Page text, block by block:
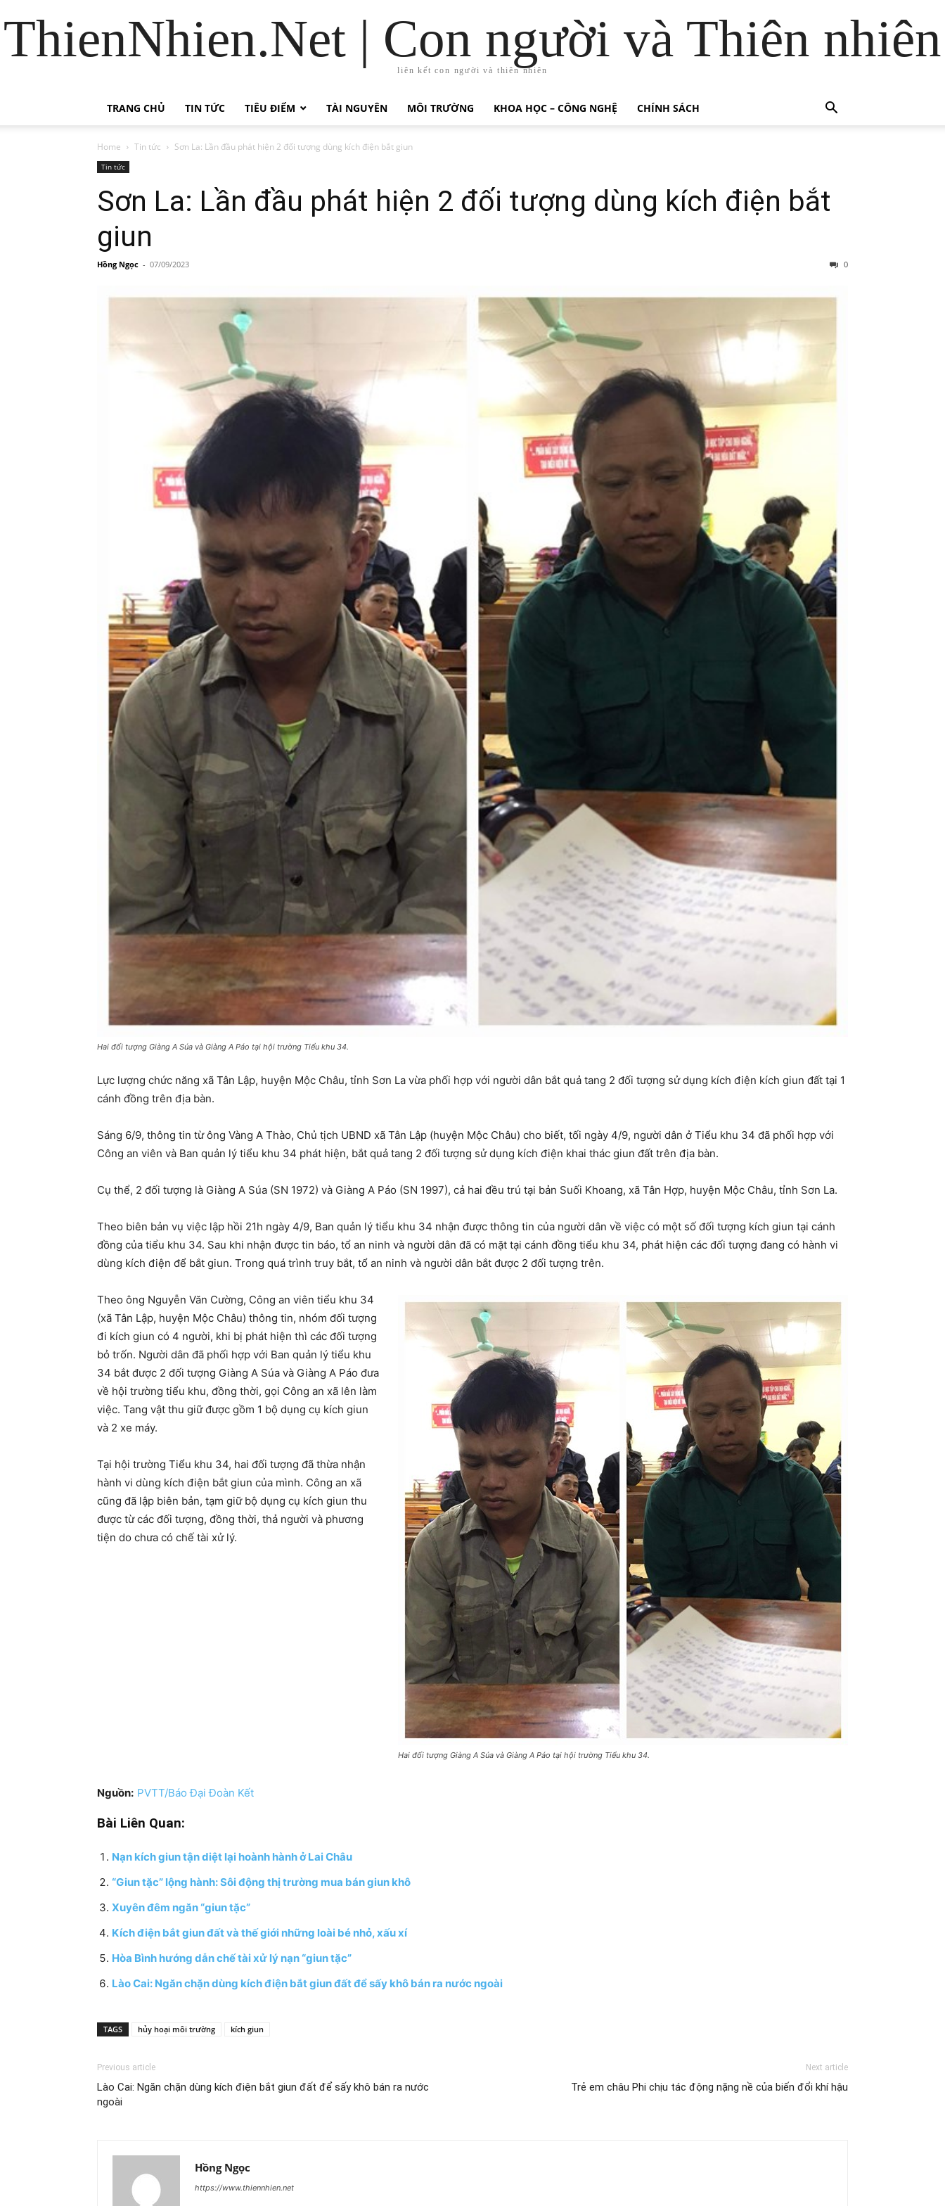
ThienNhien.Net | Con người và Thiên nhiên
liên kết con người và thiên nhiên
TRANG CHỦ TIN TỨC TIÊU ĐIỂM TÀI NGUYÊN MÔI TRƯỜNG KHOA HỌC – CÔNG NGHỆ CHÍNH SÁCH
Home Tin tức Sơn La: Lần đầu phát hiện 2 đối tượng dùng kích điện bắt giun
Tin tức
Sơn La: Lần đầu phát hiện 2 đối tượng dùng kích điện bắt
giun
Hồng Ngọc - 07/09/2023 0
Hai đối tượng Giàng A Súa và Giàng A Páo tại hội trường Tiểu khu 34.
Lực lượng chức năng xã Tân Lập, huyện Mộc Châu, tỉnh Sơn La vừa phối hợp với người dân bắt quả tang 2 đối tượng sử dụng kích điện kích giun đất tại 1
cánh đồng trên địa bàn.
Sáng 6/9, thông tin từ ông Vàng A Thào, Chủ tịch UBND xã Tân Lập (huyện Mộc Châu) cho biết, tối ngày 4/9, người dân ở Tiểu khu 34 đã phối hợp với
Công an viên và Ban quản lý tiểu khu 34 phát hiện, bắt quả tang 2 đối tượng sử dụng kích điện khai thác giun đất trên địa bàn.
Cụ thể, 2 đối tượng là Giàng A Súa (SN 1972) và Giàng A Páo (SN 1997), cả hai đều trú tại bản Suối Khoang, xã Tân Hợp, huyện Mộc Châu, tỉnh Sơn La.
Theo biên bản vụ việc lập hồi 21h ngày 4/9, Ban quản lý tiểu khu 34 nhận được thông tin của người dân về việc có một số đối tượng kích giun tại cánh
đồng của tiểu khu 34. Sau khi nhận được tin báo, tổ an ninh và người dân đã có mặt tại cánh đồng tiểu khu 34, phát hiện các đối tượng đang có hành vi
dùng kích điện để bắt giun. Trong quá trình truy bắt, tổ an ninh và người dân bắt được 2 đối tượng trên.
Hai đối tượng Giàng A Súa và Giàng A Páo tại hội trường Tiểu khu 34.
Theo ông Nguyễn Văn Cường, Công an viên tiểu khu 34
(xã Tân Lập, huyện Mộc Châu) thông tin, nhóm đối tượng
đi kích giun có 4 người, khi bị phát hiện thì các đối tượng
bỏ trốn. Người dân đã phối hợp với Ban quản lý tiểu khu
34 bắt được 2 đối tượng Giàng A Súa và Giàng A Páo đưa
về hội trường tiểu khu, đồng thời, gọi Công an xã lên làm
việc. Tang vật thu giữ được gồm 1 bộ dụng cụ kích giun
và 2 xe máy.
Tại hội trường Tiểu khu 34, hai đối tượng đã thừa nhận
hành vi dùng kích điện bắt giun của mình. Công an xã
cũng đã lập biên bản, tạm giữ bộ dụng cụ kích giun thu
được từ các đối tượng, đồng thời, thả người và phương
tiện do chưa có chế tài xử lý.
Nguồn: PVTT/Báo Đại Đoàn Kết
Bài Liên Quan:
Nạn kích giun tận diệt lại hoành hành ở Lai Châu
“Giun tặc” lộng hành: Sôi động thị trường mua bán giun khô
Xuyên đêm ngăn “giun tặc”
Kích điện bắt giun đất và thế giới những loài bé nhỏ, xấu xí
Hòa Bình hướng dẫn chế tài xử lý nạn “giun tặc”
Lào Cai: Ngăn chặn dùng kích điện bắt giun đất để sấy khô bán ra nước ngoài
TAGS hủy hoại môi trường kích giun
Previous article
Lào Cai: Ngăn chặn dùng kích điện bắt giun đất để sấy khô bán ra nước
ngoài
Next article
Trẻ em châu Phi chịu tác động nặng nề của biến đổi khí hậu
Hồng Ngọc
https://www.thiennhien.net